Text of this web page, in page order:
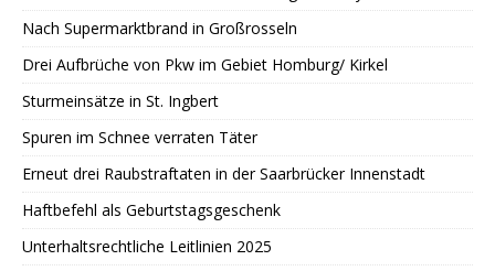
Nach Supermarktbrand in Großrosseln
Drei Aufbrüche von Pkw im Gebiet Homburg/ Kirkel
Sturmeinsätze in St. Ingbert
Spuren im Schnee verraten Täter
Erneut drei Raubstraftaten in der Saarbrücker Innenstadt
Haftbefehl als Geburtstagsgeschenk
Unterhaltsrechtliche Leitlinien 2025